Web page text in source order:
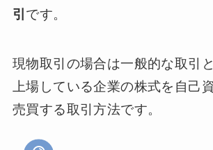
引 です。
現物取引の場合は一般的な取引
上場している企業の株式を自己
売買する取引方法です。